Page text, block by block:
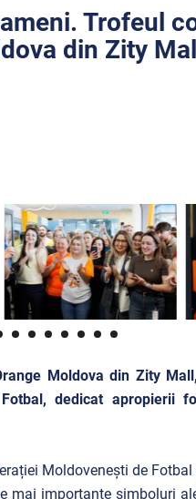
Trofeul
din Zity
Moldova din Zity
dedicat apropierii
Moldovenești de
mai importante simboluri